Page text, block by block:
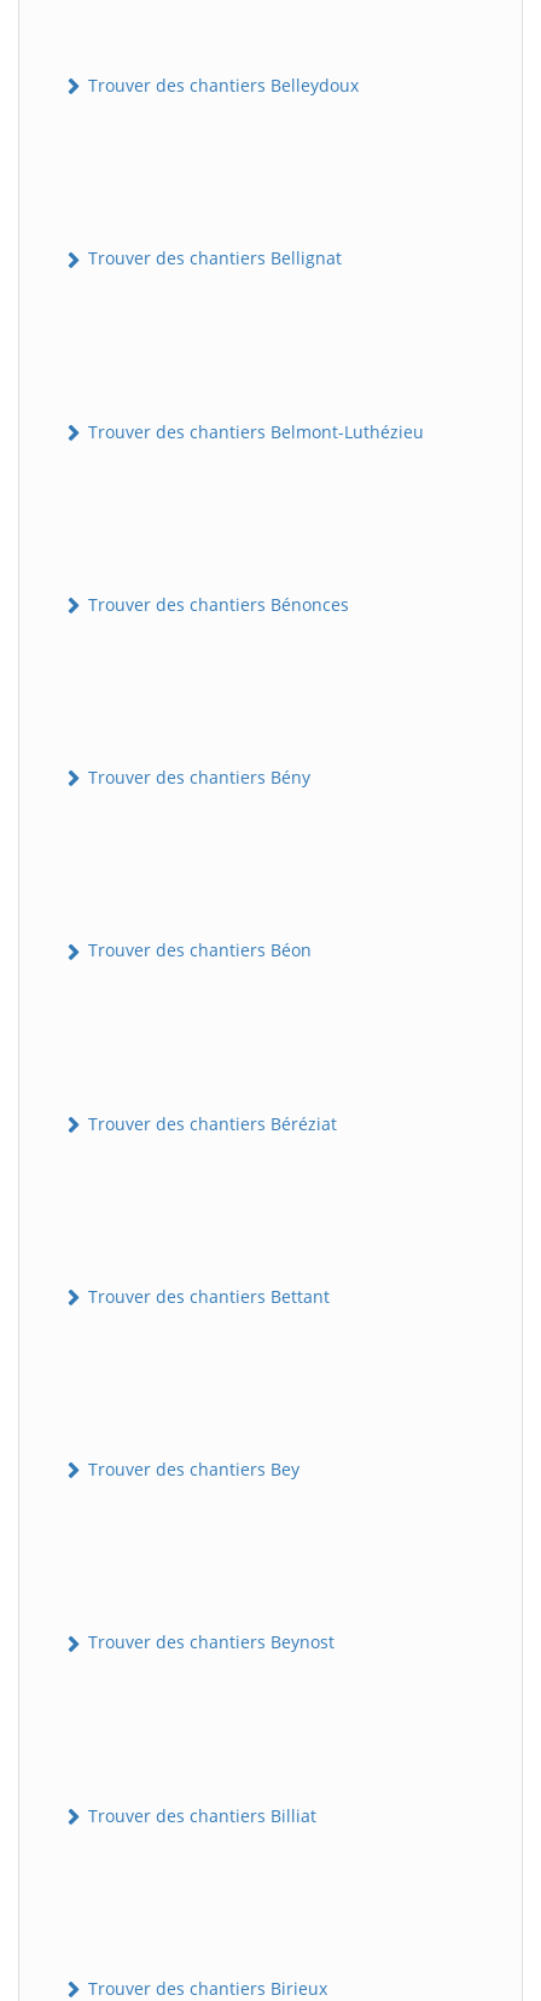
Trouver des chantiers Belleydoux
Trouver des chantiers Bellignat
Trouver des chantiers Belmont-Luthézieu
Trouver des chantiers Bénonces
Trouver des chantiers Bény
Trouver des chantiers Béon
Trouver des chantiers Béréziat
Trouver des chantiers Bettant
Trouver des chantiers Bey
Trouver des chantiers Beynost
Trouver des chantiers Billiat
Trouver des chantiers Birieux